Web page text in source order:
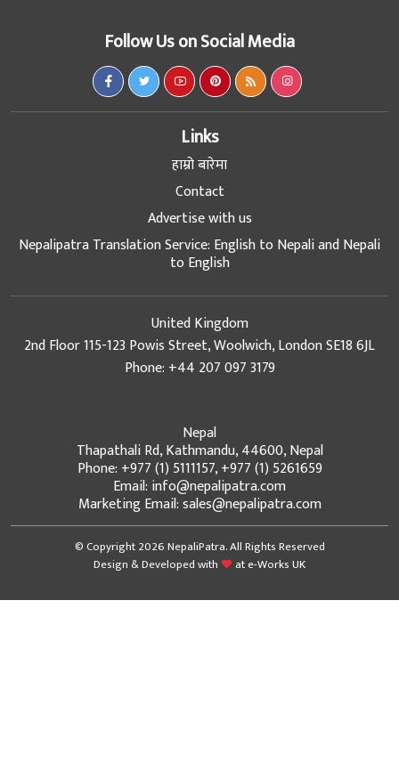
Follow Us on Social Media
Links
हाम्रो बारेमा
Contact
Advertise with us
Nepalipatra Translation Service: English to Nepali and Nepali
to English
United Kingdom
2nd Floor 115-123 Powis Street, Woolwich, London SE18 6JL
Phone: +44 207 097 3179
Nepal
Thapathali Rd, Kathmandu, 44600, Nepal
Phone: +977 (1) 5111157, +977 (1) 5261659
Email: info@nepalipatra.com
Marketing Email: sales@nepalipatra.com
© Copyright 2026 NepaliPatra. All Rights Reserved
Design & Developed with
ate-Works UK